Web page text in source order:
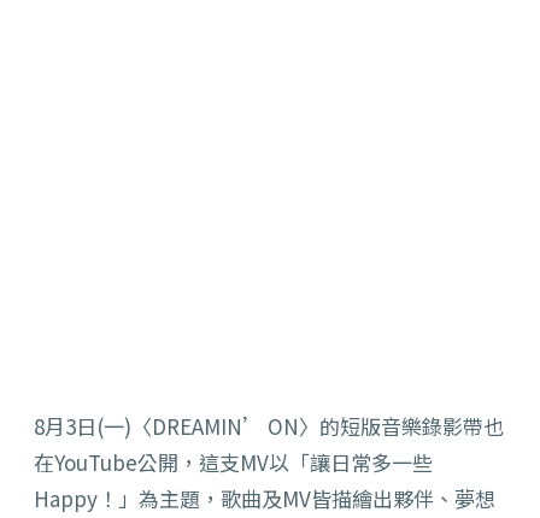
8月3日(一)〈DREAMIN’ ON〉的短版音樂錄影帶也
在YouTube公開，這支MV以「讓日常多一些
Happy！」為主題，歌曲及MV皆描繪出夥伴、夢想